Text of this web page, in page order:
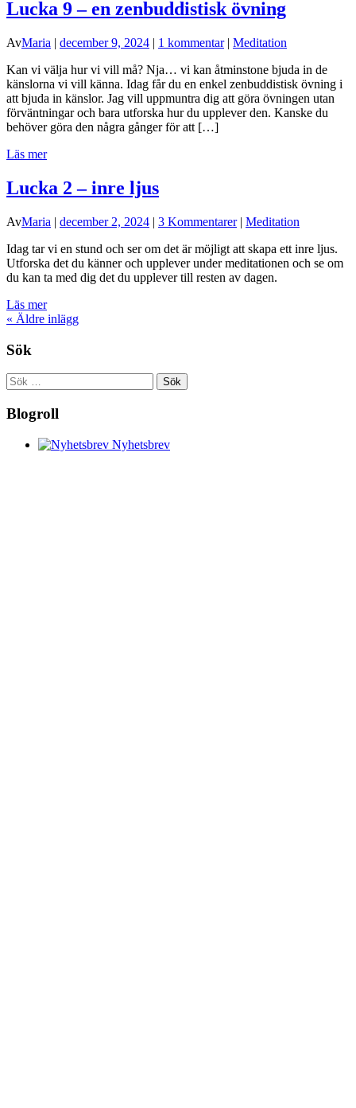
Lucka 9 – en zenbuddistisk övning
AvMaria | december 9, 2024 | 1 kommentar| Meditation
Kan vi välja hur vi vill må? Nja… vi kan åtminstone bjuda in de
känslorna vi vill känna. Idag får du en enkel zenbuddistisk övning i
att bjuda in känslor. Jag vill uppmuntra dig att göra övningen utan
förväntningar och bara utforska hur du upplever den. Kanske du
behöver göra den några gånger för att […]
Läs mer
Lucka 2 – inre ljus
AvMaria | december 2, 2024 | 3 Kommentarer| Meditation
Idag tar vi en stund och ser om det är möjligt att skapa ett inre ljus.
Utforska det du känner och upplever under meditationen och se om
du kan ta med dig det du upplever till resten av dagen.
Läs mer
« Äldre inlägg
Sök
Sök
efter:
Blogroll
Nyhetsbrev